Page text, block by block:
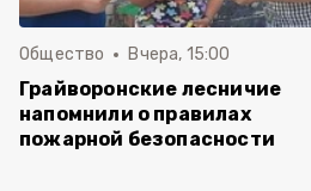
Общество Вчера, 15:00
Грайворонские лесничие
напомнили о правилах
пожарной безопасности